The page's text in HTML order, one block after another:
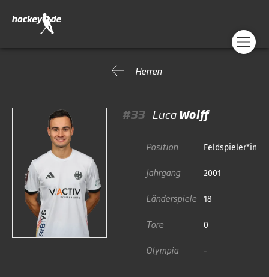
Herren
#33 Luca Wolff
Position Feldspieler*in
Jahrgang 2001
Länderspiele 18
Tore 0
Olympia -